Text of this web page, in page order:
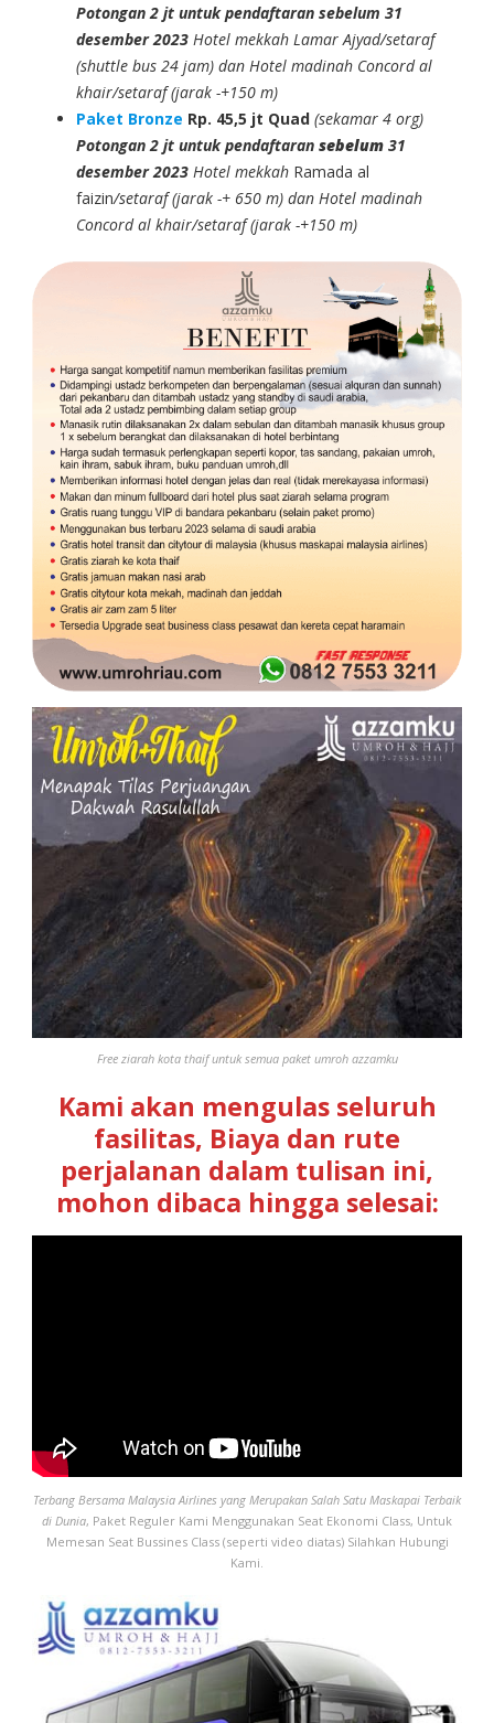
Potongan 2 jt untuk pendaftaran sebelum 31
desember 2023 Hotel mekkah Lamar Ajyad/setaraf
(shuttle bus 24 jam) dan Hotel madinah Concord al
khair/setaraf (jarak -+150 m)
Paket Bronze Rp. 45,5 jt Quad (sekamar 4 org)
Potongan 2 jt untuk pendaftaran sebelum 31
desember 2023 Hotel mekkah Ramada al
faizin/setaraf (jarak -+ 650 m) dan Hotel madinah
Concord al khair/setaraf (jarak -+150 m)
Free ziarah kota thaif untuk semua paket umroh azzamku
Kami akan mengulas seluruh
fasilitas, Biaya dan rute
perjalanan dalam tulisan ini,
mohon dibaca hingga selesai:
Terbang Bersama Malaysia Airlines yang Merupakan Salah Satu Maskapai Terbaik
di Dunia, Paket Reguler Kami Menggunakan Seat Ekonomi Class, Untuk
Memesan Seat Bussines Class (seperti video diatas) Silahkan Hubungi
Kami.